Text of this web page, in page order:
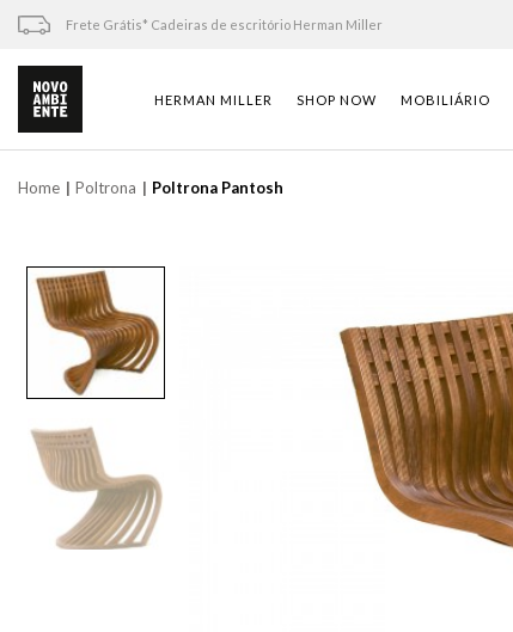
Skip
content
Frete Grátis* Cadeiras de escritório Herman Miller
HERMAN MILLER SHOP NOW MOBILIÁRIO
Home Poltrona Poltrona Pantosh